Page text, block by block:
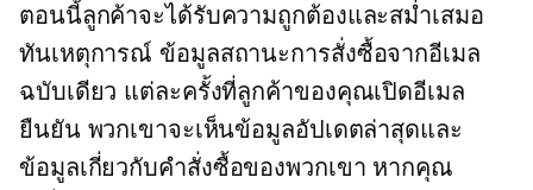
ตอนนี้ลูกค้าจะได้รับความถูกต้องและสม่ำเสมอ
ทันเหตุการณ์ ข้อมูลสถานะการสั่งซื้อจากอีเมล
ฉบับเดียว แต่ละครั้งที่ลูกค้าของคุณเปิดอีเมล
ยืนยัน พวกเขาจะเห็นข้อมูลอัปเดตล่าสุดและ
ข้อมูลเกี่ยวกับคำสั่งซื้อของพวกเขา หากคุณ